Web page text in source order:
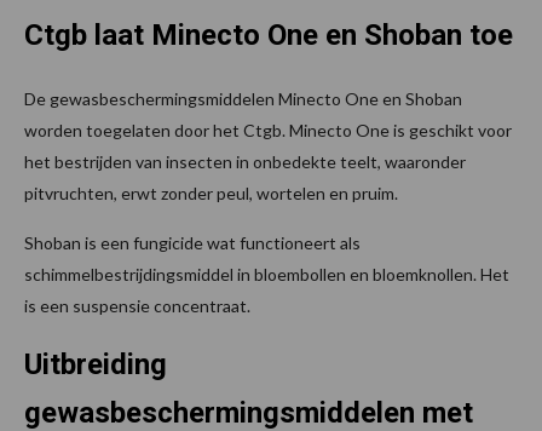
Ctgb laat Minecto One en Shoban toe
De gewasbeschermingsmiddelen Minecto One en Shoban
worden toegelaten door het Ctgb. Minecto One is geschikt voor
het bestrijden van insecten in onbedekte teelt, waaronder
pitvruchten, erwt zonder peul, wortelen en pruim.
Shoban is een fungicide wat functioneert als
schimmelbestrijdingsmiddel in bloembollen en bloemknollen. Het
is een suspensie concentraat.
Uitbreiding
gewasbeschermingsmiddelen met